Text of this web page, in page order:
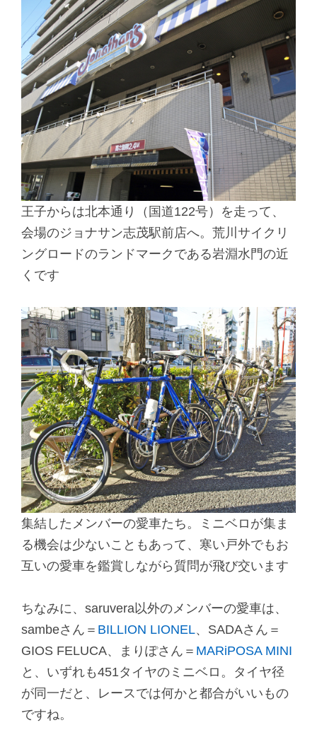
王子からは北本通り（国道122号）を走って、
会場のジョナサン志茂駅前店へ。荒川サイクリ
ングロードのランドマークである岩淵水門の近
くです
集結したメンバーの愛車たち。ミニベロが集ま
る機会は少ないこともあって、寒い戸外でもお
互いの愛車を鑑賞しながら質問が飛び交います
ちなみに、saruvera以外のメンバーの愛車は、
sambeさん＝ BILLION LIONEL、SADAさん＝
GIOS FELUCA、まりぽさん＝ MARiPOSA MINI
と、いずれも451タイヤのミニベロ。タイヤ径
が同一だと、レースでは何かと都合がいいもの
ですね。